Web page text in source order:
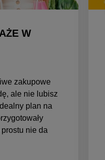
W
zakupowe
ale nie lubisz
plan na
nie da